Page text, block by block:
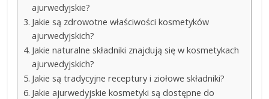
ajurwedyjskie?
Jakie są zdrowotne właściwości kosmetyków
ajurwedyjskich?
Jakie naturalne składniki znajdują się w kosmetykach
ajurwedyjskich?
Jakie są tradycyjne receptury i ziołowe składniki?
Jakie ajurwedyjskie kosmetyki są dostępne do